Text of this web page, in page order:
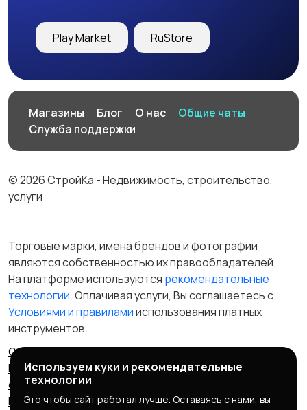
Play Market RuStore
Магазины Блог О нас
Общие чаты
Служба поддержки
© 2026 СтройКа - Недвижимость, строительство,
услуги
Торговые марки, имена брендов и фотографии
являются собственностью их правообладателей.
На платформе используются рекомендательные
технологии. Оплачивая услуги, Вы соглашаетесь c
Условиями и правиламииспользования платных
инструментов.
Отказ от ответственности
Правила сервиса
Политика конфиденциальности
Пользовательское
соглашение
Запрещенные товары/услуги
Правообладателям
Партнерская программа
Используем куки и рекомендательные
технологии
Это чтобы сайт работал лучше. Оставаясь с нами, вы